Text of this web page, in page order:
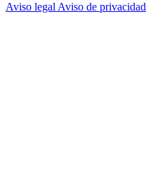
Aviso legal Aviso de privacidad